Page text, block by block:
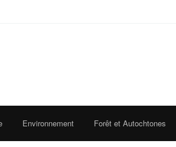
Environnement Forêt et Autochtones